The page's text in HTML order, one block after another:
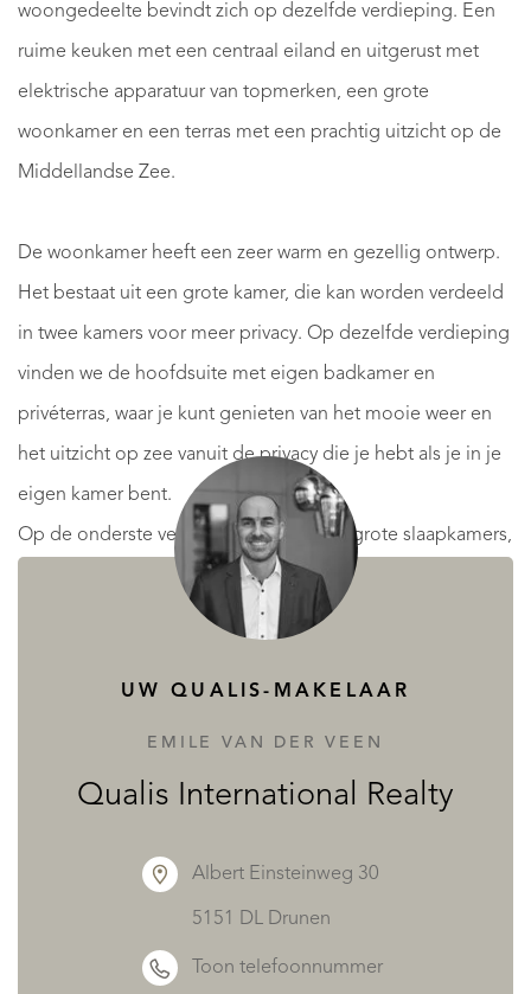
woongedeelte bevindt zich op dezelfde verdieping. Een
ruime keuken met een centraal eiland en uitgerust met
elektrische apparatuur van topmerken, een grote
woonkamer en een terras met een prachtig uitzicht op de
Middellandse Zee.
De woonkamer heeft een zeer warm en gezellig ontwerp.
Het bestaat uit een grote kamer, die kan worden verdeeld
in twee kamers voor meer privacy. Op dezelfde verdieping
vinden we de hoofdsuite met eigen badkamer en
privéterras, waar je kunt genieten van het mooie weer en
het uitzicht op zee vanuit de privacy die je hebt als je in je
eigen kamer bent.
Op de onderste verdieping zijn er twee grote slaapkamers,
elk met een eigen badkamer en terras, waar je kunt
genieten van het buitenleven. Er is ook een kleine
mediteren of gewoon ontspannen.
Het terras wordt bekroond door een overloopzwembad,
spectaculaire uitzicht. Een ideale plek voor een aperitief,
een barbecue met vrienden en familie of gewoon een
UW QUALIS-MAKELAAR
EMILE VAN DER VEEN
Qualis International Realty
Albert Einsteinweg 30
5151 DL Drunen
Toon telefoonnummer